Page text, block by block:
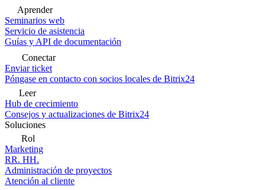
Aprender
Seminarios web
Servicio de asistencia
Guías y API de documentación
Conectar
Enviar ticket
Póngase en contacto con socios locales de Bitrix24
Leer
Hub de crecimiento
Consejos y actualizaciones de Bitrix24
Soluciones
Rol
Marketing
RR. HH.
Administración de proyectos
Atención al cliente